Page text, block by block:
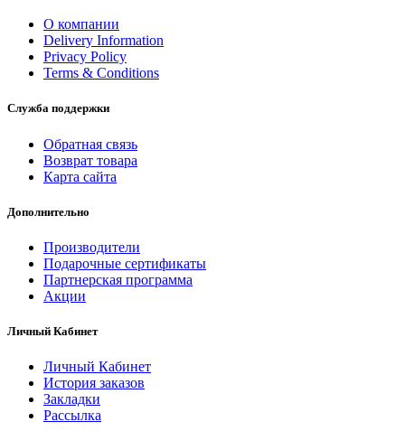
О компании
Delivery Information
Privacy Policy
Terms & Conditions
Служба поддержки
Обратная связь
Возврат товара
Карта сайта
Дополнительно
Производители
Подарочные сертификаты
Партнерская программа
Акции
Личный Кабинет
Личный Кабинет
История заказов
Закладки
Рассылка